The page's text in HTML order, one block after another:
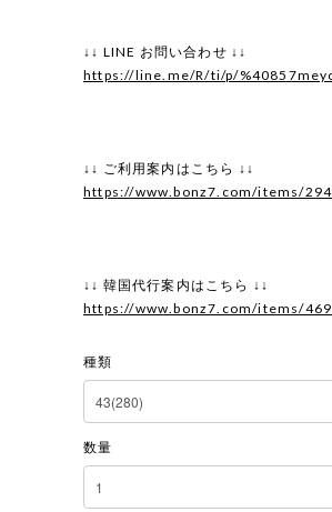
↓↓ LINE お問い合わせ ↓↓
https://line.me/R/ti/p/
↓↓ ご利用案内はこちら ↓↓
https://www.bonz7.com/items/
↓↓ 韓国代行案内はこちら ↓↓
https://www.bonz7.com/items/
種類
数量